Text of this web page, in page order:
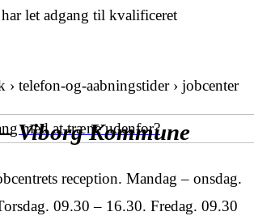
med at træne udenfor?
let adgang til kvalificeret
telefon-og-aabningstider › jobcenter
Viborg Kommune
reception. Mandag – onsdag.
09.30 – 16.30. Fredag. 09.30